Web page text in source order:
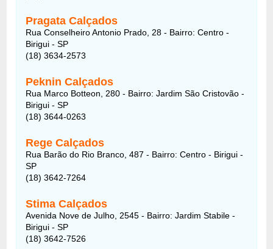
Pragata Calçados
Rua Conselheiro Antonio Prado, 28 - Bairro: Centro -
Birigui - SP
(18) 3634-2573
Peknin Calçados
Rua Marco Botteon, 280 - Bairro: Jardim São Cristovão -
Birigui - SP
(18) 3644-0263
Rege Calçados
Rua Barão do Rio Branco, 487 - Bairro: Centro - Birigui -
SP
(18) 3642-7264
Stima Calçados
Avenida Nove de Julho, 2545 - Bairro: Jardim Stabile -
Birigui - SP
(18) 3642-7526